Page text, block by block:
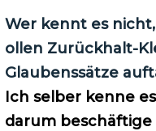
Wer kennt es
ollen Zurückhalt-
Glaubenssätze
Ich selber kenne
darum